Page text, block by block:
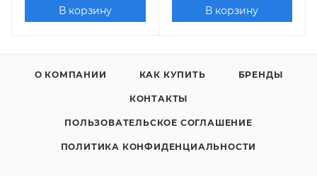
В корзину В корзину
О КОМПАНИИ КАК КУПИТЬ БРЕНДЫ
КОНТАКТЫ
ПОЛЬЗОВАТЕЛЬСКОЕ СОГЛАШЕНИЕ
ПОЛИТИКА КОНФИДЕНЦИАЛЬНОСТИ